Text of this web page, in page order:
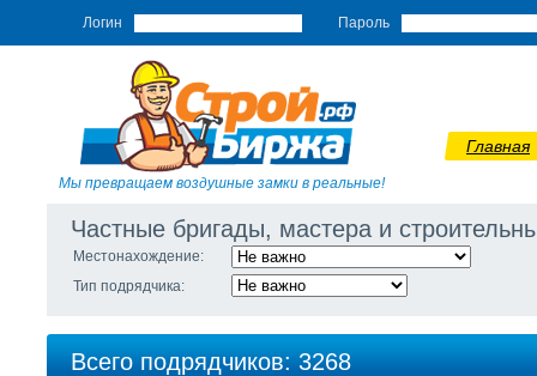
Логин Пароль
Мы превращаем воздушные замки в реальные!
Главная
Частные бригады, мастера и
Местонахождение:
Тип подрядчика:
Всего подрядчиков: 3268